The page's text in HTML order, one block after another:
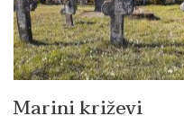
Marini križevi